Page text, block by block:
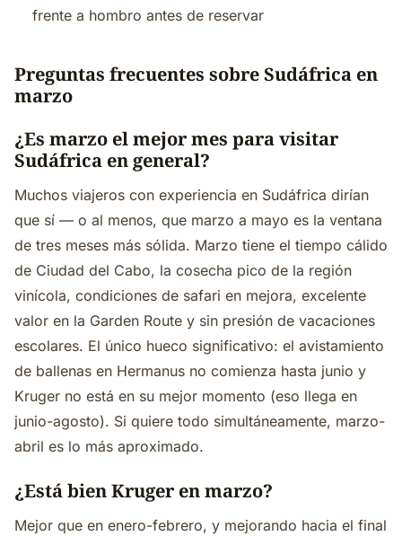
frente a hombro antes de reservar
Preguntas frecuentes sobre Sudáfrica en
marzo
¿Es marzo el mejor mes para visitar
Sudáfrica en general?
Muchos viajeros con experiencia en Sudáfrica dirían
que sí — o al menos, que marzo a mayo es la ventana
de tres meses más sólida. Marzo tiene el tiempo cálido
de Ciudad del Cabo, la cosecha pico de la región
vinícola, condiciones de safari en mejora, excelente
valor en la Garden Route y sin presión de vacaciones
escolares. El único hueco significativo: el avistamiento
de ballenas en Hermanus no comienza hasta junio y
Kruger no está en su mejor momento (eso llega en
junio-agosto). Si quiere todo simultáneamente, marzo-
abril es lo más aproximado.
¿Está bien Kruger en marzo?
Mejor que en enero-febrero, y mejorando hacia el final